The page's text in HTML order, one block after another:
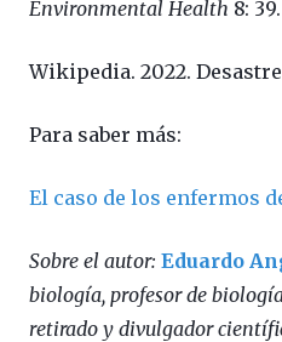
Environmental Health 8: 39.
Wikipedia. 2022.
Para saber más:
El caso de los enfermos
Sobre el autor: Eduardo
biología, profesor de
retirado y divulgador